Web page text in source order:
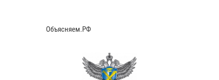
Объясняем.РФ